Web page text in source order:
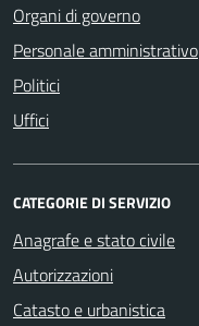
Organi di governo
Personale amministrativo
Politici
Uffici
CATEGORIE DI SERVIZIO
Anagrafe e stato civile
Autorizzazioni
Catasto e urbanistica